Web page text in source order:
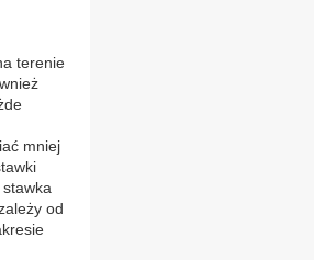
terenie
mniej
od